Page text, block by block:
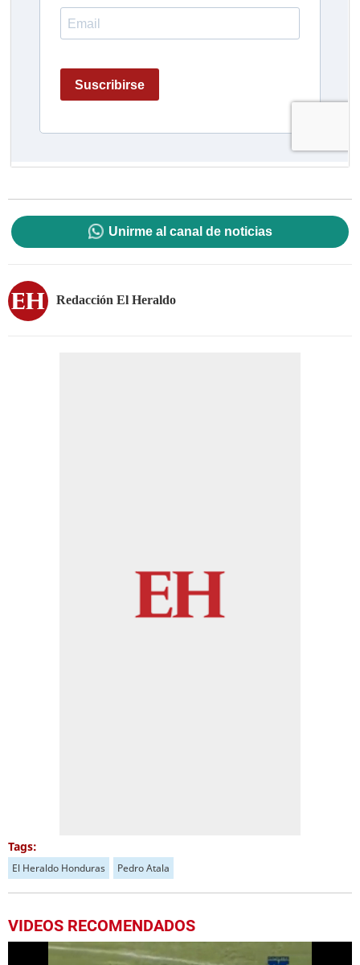
Unirme al canal de noticias
Redacción El Heraldo
Tags:
El Heraldo Honduras Pedro Atala
VIDEOS RECOMENDADOS